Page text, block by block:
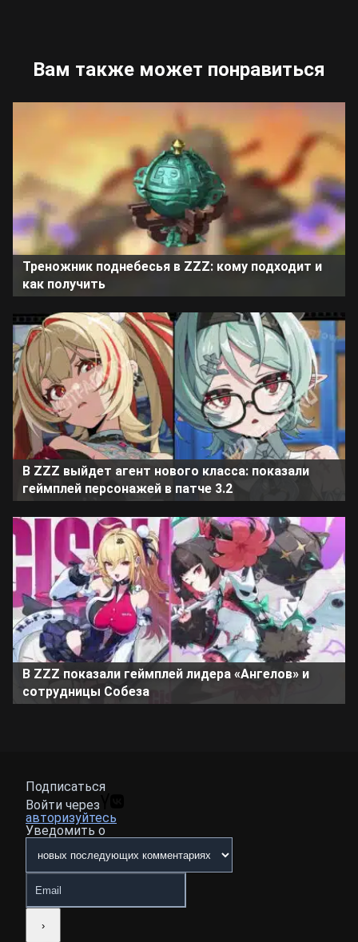
Вам также может понравиться
Треножник поднебесья в ZZZ: кому подходит и
как получить
В ZZZ выйдет агент нового класса: показали
геймплей персонажей в патче 3.2
В ZZZ показали геймплей лидера «Ангелов» и
сотрудницы Собеза
Подписаться
Войти через
авторизуйтесь
Уведомить о